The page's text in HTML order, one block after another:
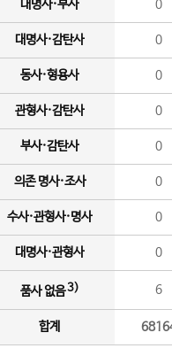
대명사·부사 0
대명사·감탄사 0
동사·형용사 0
관형사·감탄사 0
부사·감탄사 0
의존 명사·조사 0
수사·관형사·명사 0
대명사·관형사 0
품사 없음3) 6
합계